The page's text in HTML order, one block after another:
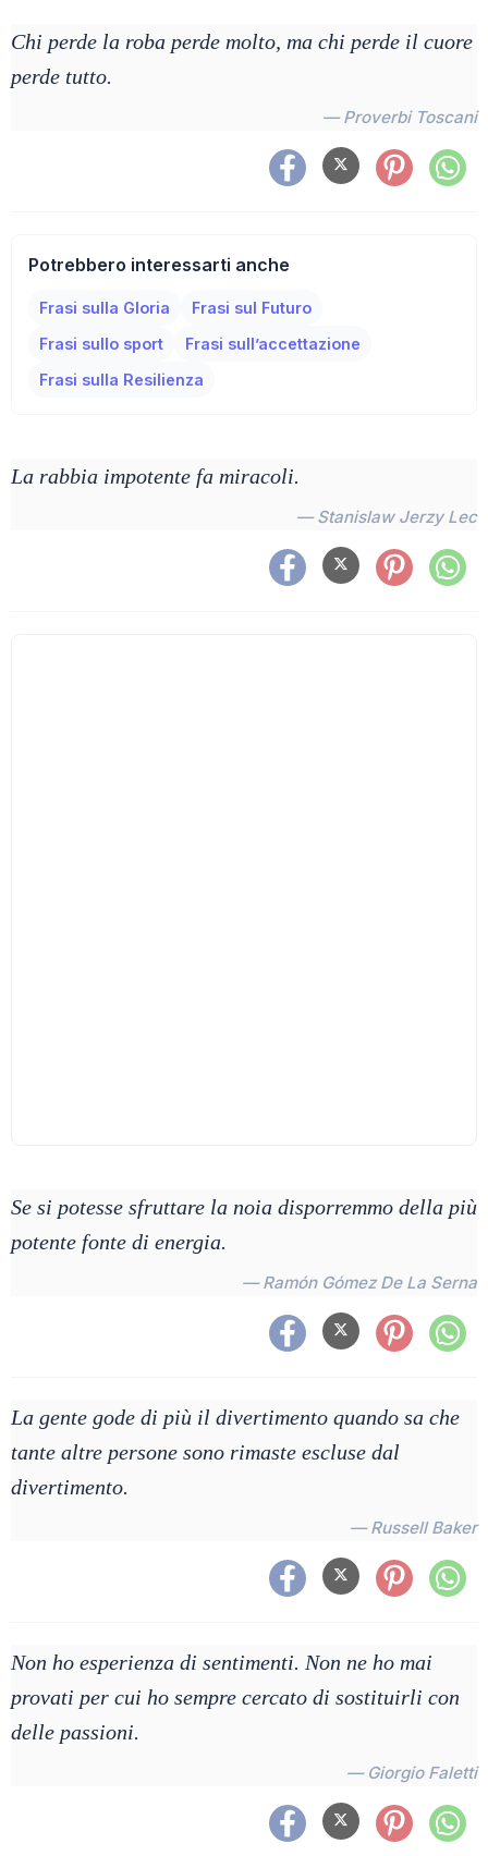
Chi perde la roba perde molto, ma chi perde il cuore
perde tutto.
— Proverbi Toscani
Potrebbero interessarti anche
Frasi sulla Gloria
Frasi sul Futuro
Frasi sullo sport
Frasi sull’accettazione
Frasi sulla Resilienza
La rabbia impotente fa miracoli.
— Stanislaw Jerzy Lec
Se si potesse sfruttare la noia disporremmo della più
potente fonte di energia.
— Ramón Gómez De La Serna
La gente gode di più il divertimento quando sa che
tante altre persone sono rimaste escluse dal
divertimento.
— Russell Baker
Non ho esperienza di sentimenti. Non ne ho mai
provati per cui ho sempre cercato di sostituirli con
delle passioni.
— Giorgio Faletti